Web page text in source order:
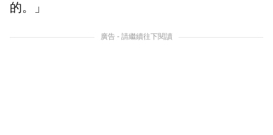
的。」
廣告 - 請繼續往下閱讀